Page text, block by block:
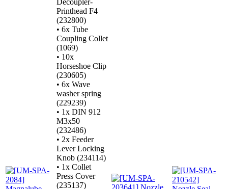
Decoupler-
Printhead F4
(232800)
• 6x Tube
Coupling Collet
(1069)
• 10x
Horseshoe Clip
(230605)
• 6x Wave
washer spring
(229239)
• 1x DIN 912
M3x50
(232486)
• 2x Feeder
Lever Locking
Knob (234114)
• 1x Collet
Press Cover
(235137)